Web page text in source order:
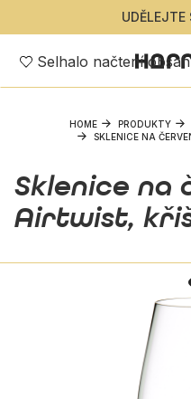
UDĚLEJTE
Selhalo načtení
HOME PRODUKTY
SKLENICE NA
Sklenice na
Airtwist,